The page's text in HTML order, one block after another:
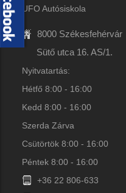
UFO Autósiskola
8000 Székesfehérvár
Sütő utca 16. AS/1.
Nyitvatartás:
Hétfő 8:00 - 16:00
Kedd 8:00 - 16:00
Szerda Zárva
Csütörtök 8:00 - 16:00
Péntek 8:00 - 16:00
+36 22 806-633